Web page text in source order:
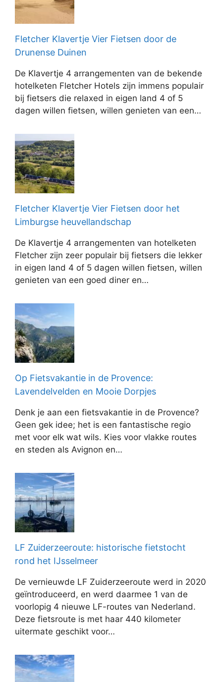
Fletcher Klavertje Vier Fietsen door de
Drunense Duinen
De Klavertje 4 arrangementen van de bekende
hotelketen Fletcher Hotels zijn immens populair
bij fietsers die relaxed in eigen land 4 of 5
dagen willen fietsen, willen genieten van een…
Fletcher Klavertje Vier Fietsen door het
Limburgse heuvellandschap
De Klavertje 4 arrangementen van hotelketen
Fletcher zijn zeer populair bij fietsers die lekker
in eigen land 4 of 5 dagen willen fietsen, willen
genieten van een goed diner en…
Op Fietsvakantie in de Provence:
Lavendelvelden en Mooie Dorpjes
Denk je aan een fietsvakantie in de Provence?
Geen gek idee; het is een fantastische regio
met voor elk wat wils. Kies voor vlakke routes
en steden als Avignon en…
LF Zuiderzeeroute: historische fietstocht
rond het IJsselmeer
De vernieuwde LF Zuiderzeeroute werd in 2020
geïntroduceerd, en werd daarmee 1 van de
voorlopig 4 nieuwe LF-routes van Nederland.
Deze fietsroute is met haar 440 kilometer
uitermate geschikt voor…